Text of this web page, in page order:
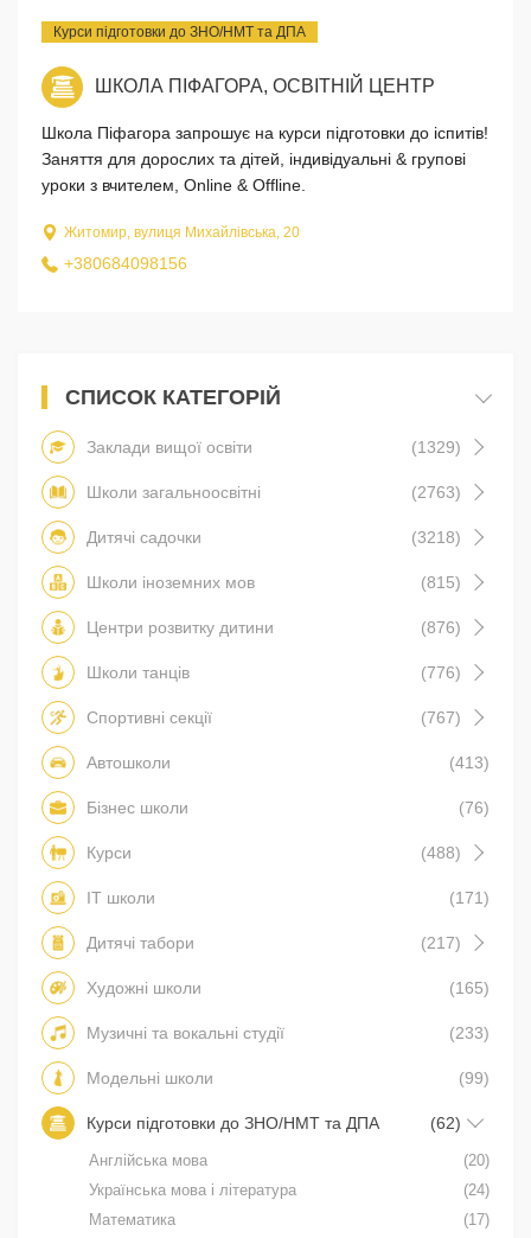
Курси підготовки до ЗНО/НМТ та ДПА
ШКОЛА ПІФАГОРА, ОСВІТНІЙ ЦЕНТР
Школа Піфагора запрошує на курси підготовки до іспитів!
Заняття для дорослих та дітей, індивідуальні & групові
уроки з вчителем, Online & Offline.
Житомир, вулиця Михайлівська, 20
+380684098156
СПИСОК КАТЕГОРІЙ
Заклади вищої освіти (1329)
Школи загальноосвітні (2763)
Дитячі садочки (3218)
Школи іноземних мов (815)
Центри розвитку дитини (876)
Школи танців (776)
Спортивні секції (767)
Автошколи (413)
Бізнес школи (76)
Курси (488)
IT школи (171)
Дитячі табори (217)
Художні школи (165)
Музичні та вокальні студії (233)
Модельні школи (99)
Курси підготовки до ЗНО/НМТ та ДПА (62)
Англійська мова
(20)
Українська мова і література
(24)
Математика
(17)